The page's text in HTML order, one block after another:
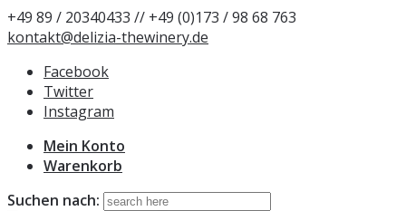
+49 89 / 20340433 // +49 (0)173 / 98 68 763
kontakt@delizia-thewinery.de
Facebook
Twitter
Instagram
Mein Konto
Warenkorb
Suchen nach: